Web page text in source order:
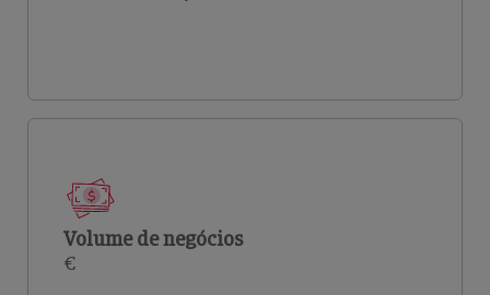
Volume de negócios
€